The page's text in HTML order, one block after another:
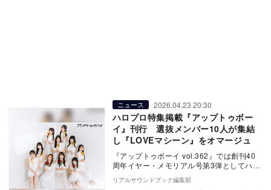
ニュース 2026.04.23 20:30
ハロプロ特集掲載『アップトゥボー
イ』刊行 選抜メンバー10人が集結
し『LOVEマシーン』をオマージュ
『アップトゥボーイ vol.362』では創刊40
周年イヤー・メモリアル号第3弾としてハロ
ー！プロジェクト特集を掲載。選抜された
1…
リアルサウンドブック編集部